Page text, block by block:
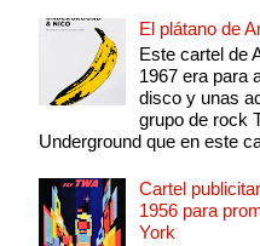
El plátano de
Este cartel de
1967 era para
disco y unas
grupo de rock
Underground que en este
Cartel
1956 para
York